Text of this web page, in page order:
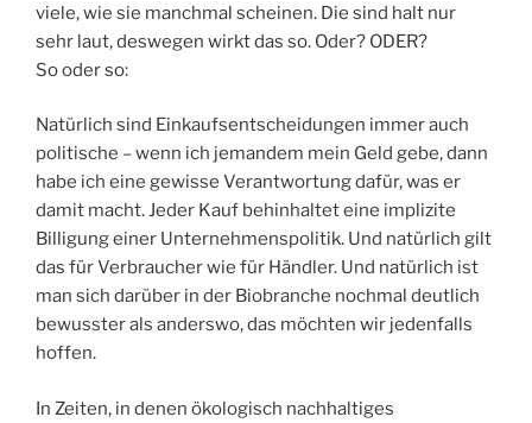
viele, wie sie manchmal scheinen. Die sind halt nur
sehr laut, deswegen wirkt das so. Oder? ODER?
So oder so:
Natürlich sind Einkaufsentscheidungen immer auch
politische – wenn ich jemandem mein Geld gebe, dann
habe ich eine gewisse Verantwortung dafür, was er
damit macht. Jeder Kauf behinhaltet eine implizite
Billigung einer Unternehmenspolitik. Und natürlich gilt
das für Verbraucher wie für Händler. Und natürlich ist
man sich darüber in der Biobranche nochmal deutlich
bewusster als anderswo, das möchten wir jedenfalls
hoffen.
In Zeiten, in denen ökologisch nachhaltiges